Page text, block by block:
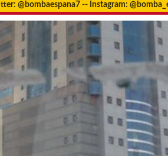
@bombaespana7 -- Instagram: